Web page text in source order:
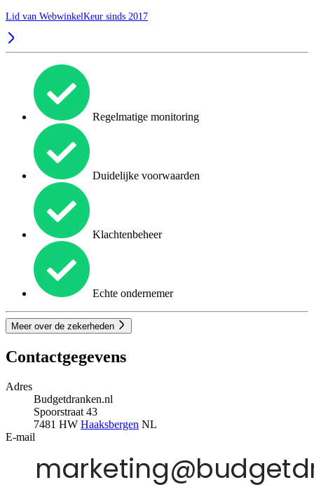
Lid van WebwinkelKeur sinds 2017
Regelmatige monitoring
Duidelijke voorwaarden
Klachtenbeheer
Echte ondernemer
Meer over de zekerheden
Contactgegevens
Adres
Budgetdranken.nl
Spoorstraat 43
7481 HW Haaksbergen NL
E-mail